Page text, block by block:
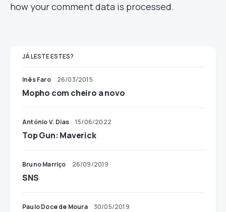
how your comment data is processed.
JÁ LESTE ESTES?
Inês Faro 26/03/2015
Mopho com cheiro a novo
António V. Dias 15/06/2022
Top Gun: Maverick
Bruno Marriço 26/09/2019
SNS
Paulo Doce de Moura 30/05/2019